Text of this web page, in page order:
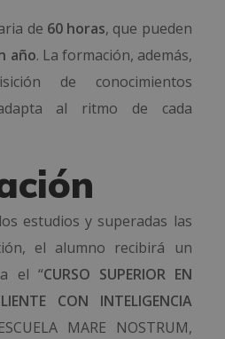
de 60 horas, que pueden
año. La formación, además,
de conocimientos
al ritmo de cada
estudios y superadas las
el alumno recibirá un
el “CURSO SUPERIOR EN
CON INTELIGENCIA
MARE NOSTRUM,